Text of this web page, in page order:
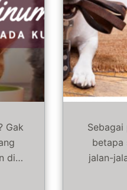
Gak
di…
betapa
jalan-